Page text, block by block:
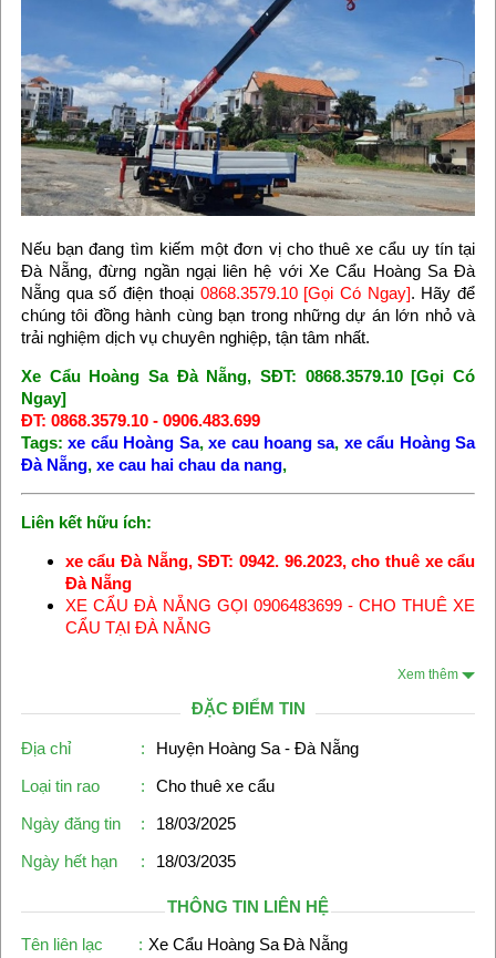
Nếu bạn đang tìm kiếm một đơn vị cho thuê xe cẩu uy tín tại
Đà Nẵng, đừng ngần ngại liên hệ với Xe Cẩu Hoàng Sa Đà
Nẵng qua số điện thoại 0868.3579.10 [Gọi Có Ngay]. Hãy để
chúng tôi đồng hành cùng bạn trong những dự án lớn nhỏ và
trải nghiệm dịch vụ chuyên nghiệp, tận tâm nhất.
Xe Cẩu Hoàng Sa Đà Nẵng, SĐT: 0868.3579.10 [Gọi Có
Ngay]
ĐT: 0868.3579.10 - 0906.483.699
Tags:xe cẩu Hoàng Sa,xe cau hoang sa, xe cẩu Hoàng Sa
Đà Nẵng, xe cau hai chau da nang,
Liên kết hữu ích:
xe cẩu Đà Nẵng, SĐT: 0942. 96.2023, cho thuê xe cẩu
Đà Nẵng
XE CẨU ĐÀ NẴNG GỌI 0906483699 - CHO THUÊ XE
CẨU TẠI ĐÀ NẴNG
Xem thêm
ĐẶC ĐIỂM TIN
Địa chỉ :
Huyện Hoàng Sa - Đà Nẵng
Loại tin rao
:
Cho thuê xe cẩu
Ngày đăng tin
:
18/03/2025
Ngày hết hạn
: 18/03/2035
THÔNG TIN LIÊN HỆ
Tên liên lạc
: Xe Cẩu Hoàng Sa Đà Nẵng